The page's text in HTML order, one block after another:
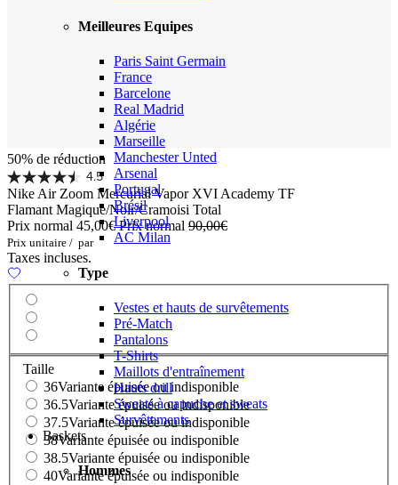
Meilleures Equipes
Paris Saint Germain
France
Barcelone
Real Madrid
Algérie
Marseille
Manchester Unted
Arsenal
Portugal
Brésil
Liverpool
AC Milan
Type
Vestes et hauts de survêtements
Pré-Match
Pantalons
T-Shirts
Maillots d'entraînement
Hauts drill
Sweats à capuche et sweats
Survêtements
Baskets
Hommes
50% de réduction
4.5
Nike Air Zoom Mercurial Vapor XVI Academy TF
Flamant Magique/Noir/Cramoisi Total
Prix normal 45,00€Prix normal 90,00€
Prix unitaire / par
Taxes incluses.
Taille
36Variante épuisée ou indisponible
36.5Variante épuisée ou indisponible
37.5Variante épuisée ou indisponible
38Variante épuisée ou indisponible
38.5Variante épuisée ou indisponible
40Variante épuisée ou indisponible